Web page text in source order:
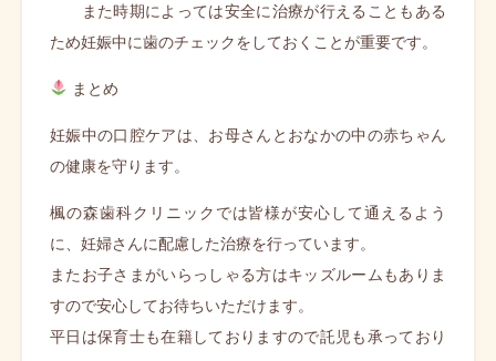
また時期によっては安全に治療が行えることもある
ため妊娠中に歯のチェックをしておくことが重要です。
まとめ
妊娠中の口腔ケアは、お母さんとおなかの中の赤ちゃん
の健康を守ります。
楓の森歯科クリニックでは皆様が安心して通えるよう
に、妊婦さんに配慮した治療を行っています。
またお子さまがいらっしゃる方はキッズルームもありま
すので安心してお待ちいただけます。
平日は保育士も在籍しておりますので託児も承っており